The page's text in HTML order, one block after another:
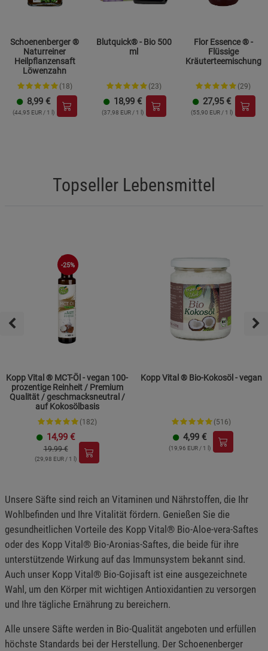
Schoenenberger ®
Naturreiner
Heilpflanzensaft
Löwenzahn
(18)
8,99 €
(44,95 EUR / 1 l)
Blutquick® - Bio 500
ml
(23)
18,99 €
(37,98 EUR / 1 l)
Flor Essence ® -
Flüssige
Kräuterteemischung
(29)
27,95 €
(55,90 EUR / 1 l)
Topseller Lebensmittel
-25%
Kopp Vital ® MCT-Öl - vegan 100-
prozentige Reinheit / Premium
Qualität / geschmacksneutral /
auf Kokosölbasis
(182)
14,99 €
19.99 €
(29,98 EUR / 1 l)
Kopp Vital ® Bio-Kokosöl - vegan
(516)
4,99 €
(19,96 EUR / 1 l)
Unsere Säfte sind reich an Vitaminen und Nährstoffen, die Ihr
Wohlbefinden und Ihre Vitalität fördern. Genießen Sie die
gesundheitlichen Vorteile des Kopp Vital® Bio-Aloe-vera-Saftes
oder des Kopp Vital® Bio-Aronias-Saftes, die beide für ihre
unterstützende Wirkung auf das Immunsystem bekannt sind.
Auch unser Kopp Vital® Bio-Gojisaft ist eine ausgezeichnete
Wahl, um den Körper mit wichtigen Antioxidantien zu versorgen
und Ihre tägliche Ernährung zu bereichern.
Alle unsere Säfte werden in Bio-Qualität angeboten und erfüllen
höchste Standards bei der Herstellung. Der Schoenenberger